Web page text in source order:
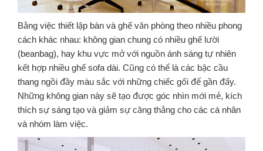
Bằng việc thiết lập bàn và ghế văn phòng theo nhiều phong
cách khác nhau: không gian chung có nhiều ghế lười
(beanbag), hay khu vực mở với nguồn ánh sáng tự nhiên
kết hợp nhiều ghế sofa dài. Cũng có thể là các bậc cầu
thang ngồi đầy màu sắc với những chiếc gối để gần đấy.
Những không gian này sẽ tạo được góc nhìn mới mẻ, kích
thích sự sáng tạo và giảm sự căng thẳng cho các cá nhân
và nhóm làm việc.